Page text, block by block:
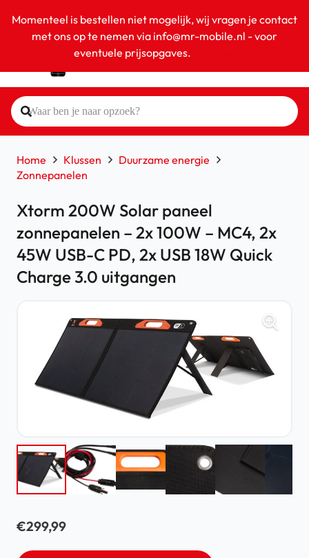
Momenteel is bestellen niet mogelijk, wij vragen je contact
met ons op te nemen via info@mr-mobile.nl - voor
eventuele prijsopgaves.
Home Klussen
Duurzame energie
Zonnepanelen
Xtorm 200W Solar paneel
zonnepanelen – 2x 100W – MC4, 2x
45W USB-C PD, 2x USB 18W Quick
Charge 3.0 uitgangen
€299,99